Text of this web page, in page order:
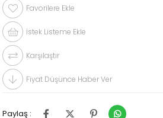
Favorilere Ekle
İstek Listeme Ekle
Karşılaştır
Fiyat Düşünce Haber Ver
Paylaş :